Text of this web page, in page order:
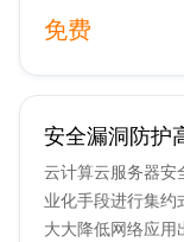
免费
安全漏洞防护
云计算云服务器安
业化手段进行集约
大大降低网络应用